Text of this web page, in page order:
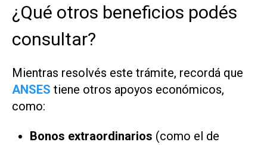
¿Qué otros beneficios podés
consultar?
Mientras resolvés este trámite, recordá que
ANSES tiene otros apoyos económicos,
como:
Bonos extraordinarios (como el de